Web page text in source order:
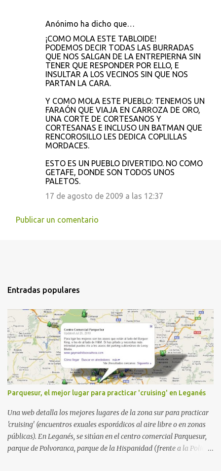
Anónimo ha dicho que…
¡COMO MOLA ESTE TABLOIDE!
PODEMOS DECIR TODAS LAS BURRADAS
QUE NOS SALGAN DE LA ENTREPIERNA SIN
TENER QUE RESPONDER POR ELLO, E
INSULTAR A LOS VECINOS SIN QUE NOS
PARTAN LA CARA.
Y COMO MOLA ESTE PUEBLO: TENEMOS UN
FARAÓN QUE VIAJA EN CARROZA DE ORO,
UNA CORTE DE CORTESANOS Y
CORTESANAS E INCLUSO UN BATMAN QUE
RENCOROSILLO LES DEDICA COPLILLAS
MORDACES.
ESTO ES UN PUEBLO DIVERTIDO. NO COMO
GETAFE, DONDE SON TODOS UNOS
PALETOS.
17 de agosto de 2009 a las 12:37
Publicar un comentario
Entradas populares
Parquesur, el mejor lugar para practicar 'cruising' en Leganés
Una web detalla los mejores lugares de la zona sur para practicar
'cruising' (encuentros exuales esporádicos al aire libre o en zonas
públicas). En Leganés, se sitúan en el centro comercial Parquesur,
parque de Polvoranca, parque de la Hispanidad (frente a la Policía